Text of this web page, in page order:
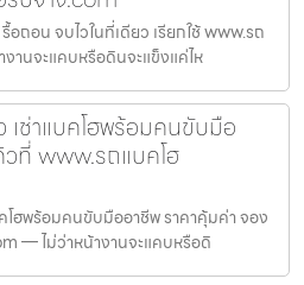
ถอน จบไวในที่เดียว เรียกใช้ www.รถ
านจะแคบหรือดินจะแข็งแค่ไห
เช่าแบคโฮพร้อมคนขับมือ
ที่ www.รถแบคโฮ
โฮพร้อมคนขับมืออาชีพ ราคาคุ้มค่า จอง
— ไม่ว่าหน้างานจะแคบหรือดิ